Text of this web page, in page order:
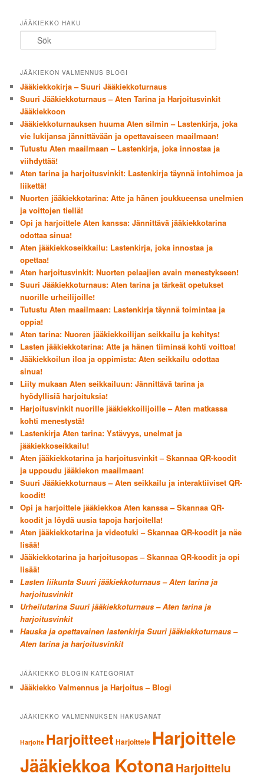
JÄÄKIEKKO HAKU
JÄÄKIEKON VALMENNUS BLOGI
Jääkiekkokirja – Suuri Jääkiekkoturnaus
Suuri Jääkiekkoturnaus – Aten Tarina ja Harjoitusvinkit
Jääkiekkoon
Jääkiekkoturnauksen huuma Aten silmin – Lastenkirja, joka
vie lukijansa jännittävään ja opettavaiseen maailmaan!
Tutustu Aten maailmaan – Lastenkirja, joka innostaa ja
viihdyttää!
Aten tarina ja harjoitusvinkit: Lastenkirja täynnä intohimoa ja
liikettä!
Nuorten jääkiekkotarina: Atte ja hänen joukkueensa unelmien
ja voittojen tiellä!
Opi ja harjoittele Aten kanssa: Jännittävä jääkiekkotarina
odottaa sinua!
Aten jääkiekkoseikkailu: Lastenkirja, joka innostaa ja
opettaa!
Aten harjoitusvinkit: Nuorten pelaajien avain menestykseen!
Suuri Jääkiekkoturnaus: Aten tarina ja tärkeät opetukset
nuorille urheilijoille!
Tutustu Aten maailmaan: Lastenkirja täynnä toimintaa ja
oppia!
Aten tarina: Nuoren jääkiekkoilijan seikkailu ja kehitys!
Lasten jääkiekkotarina: Atte ja hänen tiiminsä kohti voittoa!
Jääkiekkoilun iloa ja oppimista: Aten seikkailu odottaa
sinua!
Liity mukaan Aten seikkailuun: Jännittävä tarina ja
hyödyllisiä harjoituksia!
Harjoitusvinkit nuorille jääkiekkoilijoille – Aten matkassa
kohti menestystä!
Lastenkirja Aten tarina: Ystävyys, unelmat ja
jääkiekkoseikkailu!
Aten jääkiekkotarina ja harjoitusvinkit – Skannaa QR-koodit
ja uppoudu jääkiekon maailmaan!
Suuri Jääkiekkoturnaus – Aten seikkailu ja interaktiiviset QR-
koodit!
Opi ja harjoittele jääkiekkoa Aten kanssa – Skannaa QR-
koodit ja löydä uusia tapoja harjoitella!
Aten jääkiekkotarina ja videotuki – Skannaa QR-koodit ja näe
lisää!
Jääkiekkotarina ja harjoitusopas – Skannaa QR-koodit ja opi
lisää!
Lasten liikunta Suuri jääkiekkoturnaus – Aten tarina ja
harjoitusvinkit
Urheilutarina Suuri jääkiekkoturnaus – Aten tarina ja
harjoitusvinkit
Hauska ja opettavainen lastenkirja Suuri jääkiekkoturnaus –
Aten tarina ja harjoitusvinkit
JÄÄKIEKKO BLOGIN KATEGORIAT
Jääkiekko Valmennus ja Harjoitus – Blogi
JÄÄKIEKKO VALMENNUKSEN HAKUSANAT
Harjoite Harjoitteet Harjoittele Harjoittele
Jääkiekkoa KotonaHarjoittelu